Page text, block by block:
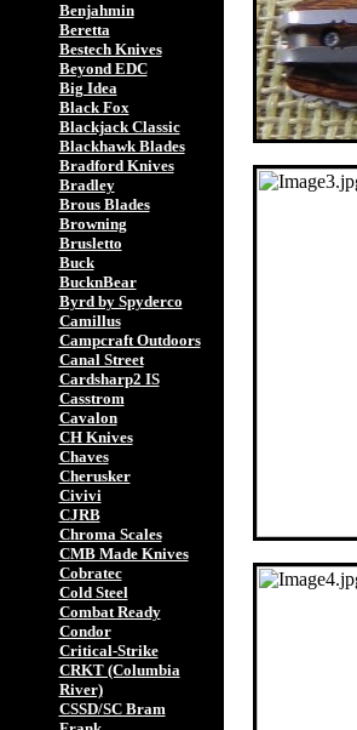
Benjahmin
Beretta
Bestech Knives
Beyond EDC
Big Idea
Black Fox
Blackjack Classic
Blackhawk Blades
Bradford Knives
Bradley
Brous Blades
Browning
Brusletto
Buck
BucknBear
Byrd by Spyderco
Camillus
Campcraft Outdoors
Canal Street
Cardsharp2 IS
Casstrom
Cavalon
CH Knives
Chaves
Cherusker
Civivi
CJRB
Chroma Scales
CMB Made Knives
Cobratec
Cold Steel
Combat Ready
Condor
Critical-Strike
CRKT (Columbia
River)
CSSD/SC Bram